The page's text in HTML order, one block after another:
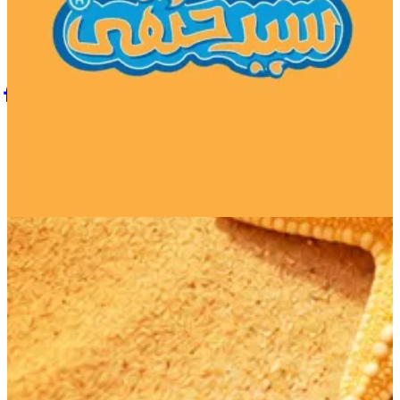
اختر طريقة الطلب
سيد حنفي
مساعدة
الفروع
سياسة الخصوصيةسياسة التوصيل والإلغاءشروط الخدمة
© 2026 سيد حنفي · جميع الحقوق محفوظة.